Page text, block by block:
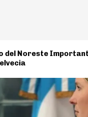
del Noreste